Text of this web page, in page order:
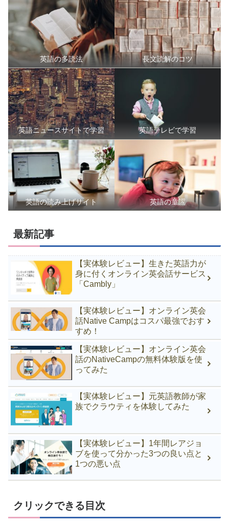
英語の多読法 長文読解のコツ
英語ニュースサイトで学習 英語テレビで学習
英語の読み上げサイト 英語の童謡
最新記事
【実体験レビュー】生きた英語力が
身に付くオンライン英会話サービス
「Cambly」
【実体験レビュー】オンライン英会
話Native Campはコスパ最強でおす
すめ！
【実体験レビュー】オンライン英会
話のNativeCampの無料体験版を使
ってみた
【実体験レビュー】元英語教師が家
族でクラウティを体験してみた
【実体験レビュー】1年間レアジョ
ブを使って分かった3つの良い点と
1つの悪い点
クリックできる目次